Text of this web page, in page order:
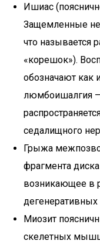
Ишиас
Защемленные
что называется
«корешок»).
обозначают как
люмбоишалгия —
седалищного
Грыжа
фрагмента
возникающее в
дегенеративных
Миозит
скелетных